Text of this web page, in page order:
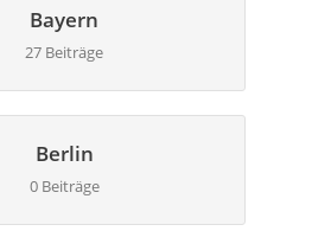
Bayern
27 Beiträge
Berlin
0 Beiträge